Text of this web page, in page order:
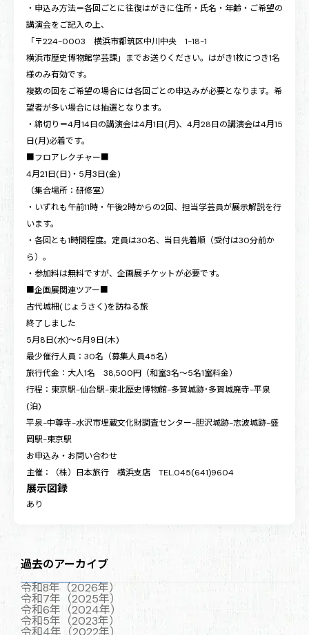
・申込み方法＝各回ごとに往復はがきに住所・氏名・年齢・ご希望の
講演会をご記入の上、
「〒224-0003 横浜市都筑区中川中央 1-18-1
横浜市歴史博物館学芸課」までお送りください。はがき1枚につき1名
様のみ有効です。
複数の回をご希望の場合には各回ごとの申込みが必要となります。希
望者が多い場合には抽選となります。
・締切り＝4月14日の講演会は4月1日(月)、4月28日の講演会は4月15
日(月)必着です。
■フロアレクチャー■
4月21日(日)・5月3日(金)
（集合場所：研修室）
・いずれも午前11時・午後2時からの2回、担当学芸員が展示解説を行
います。
・各回とも1時間程度。定員は30名、当日先着順（受付は30分前か
ら）。
・参加料は無料ですが、企画展チケットが必要です。
■企画展関連ツアー■
古代城柵(じょうさく)を訪ねる旅
終了しました
5月8日(水)～5月9日(木)
最少催行人員：30名（募集人員45名）
旅行代金：大人1名 38‚500円（和室3名～5名1室料金）
行程：東京駅-仙台駅-東北歴史博物館-多賀城跡･多賀城廃寺-平泉
(泊)
平泉-中尊寺-水沢市埋蔵文化財調査センター-胆沢城跡-志波城跡-盛
岡駅-東京駅
お申込み・お問い合わせ
主催：（株）日本旅行 横浜支店 TEL.045(641)9604
展示図録
あり
過去のアーカイブ
令和8年（2026年）
令和7年（2025年）
令和6年（2024年）
令和5年（2023年）
令和4年（2022年）